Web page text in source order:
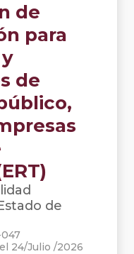
de
para
de
de
24/Julio /2026